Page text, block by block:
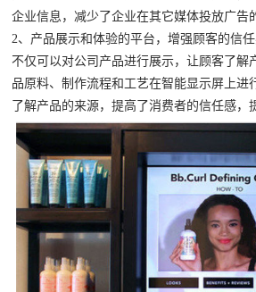
企业信息，减少了企业在其它媒体投放广告
2、产品展示和体验的平台，增强顾客的信
不仅可以对公司产品进行展示，让顾客了解
品原料、制作流程和工艺在智能显示屏上进
了解产品的来源，提高了消费者的信任感，